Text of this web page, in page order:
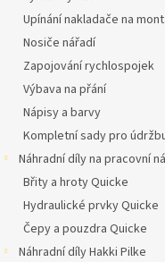
Upínání nakladače na
Nosiče nářadí
Zapojování rychlospojek
Výbava na přání
Nápisy a barvy
Kompletní sady pro
Náhradní díly na pracovní
Břity a hroty Quicke
Hydraulické prvky Quicke
Čepy a pouzdra Quicke
Náhradní díly Hakki Pilke